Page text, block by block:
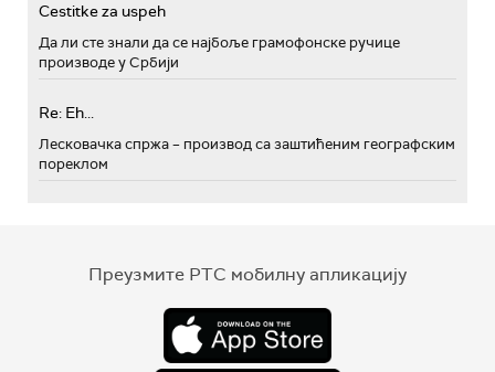
Cestitke za uspeh
Да ли сте знали да се најбоље грамофонске ручице
производе у Србији
Re: Eh...
Лесковачка спржа – производ са заштићеним географским
пореклом
Преузмите РТС мобилну апликацију